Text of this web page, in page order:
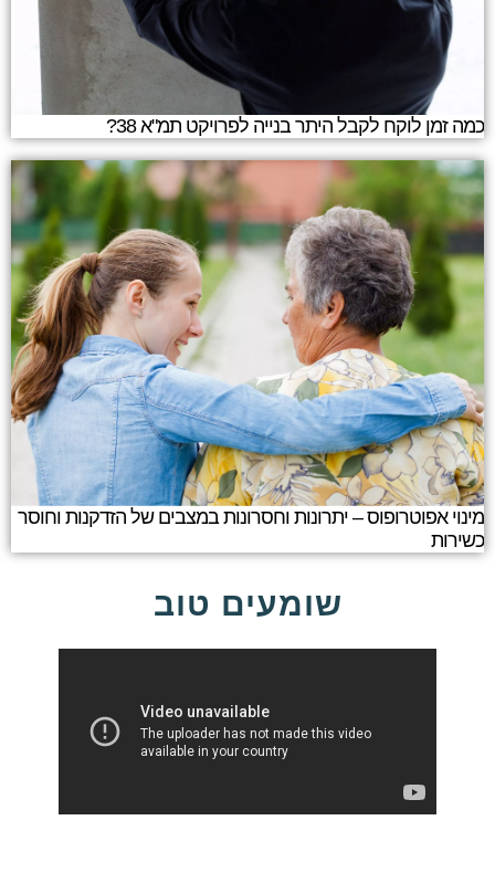
כמה זמן לוקח לקבל היתר בנייה לפרויקט תמ"א 38?
מינוי אפוטרופוס – יתרונות וחסרונות במצבים של הזדקנות וחוסר
כשירות
שומעים טוב